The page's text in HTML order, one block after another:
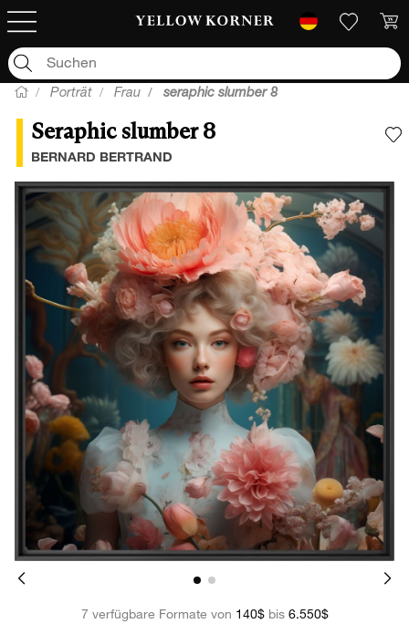
Porträt Frau seraphic slumber 8
Seraphic slumber 8
BERNARD BERTRAND
7 verfügbare Formate von 140$bis 6.550$